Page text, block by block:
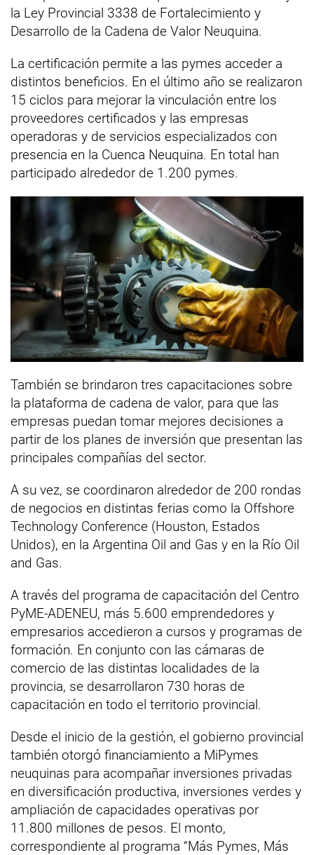
la Ley Provincial 3338 de Fortalecimiento y
Desarrollo de la Cadena de Valor Neuquina.
La certificación permite a las pymes acceder a
distintos beneficios. En el último año se realizaron
15 ciclos para mejorar la vinculación entre los
proveedores certificados y las empresas
operadoras y de servicios especializados con
presencia en la Cuenca Neuquina. En total han
participado alrededor de 1.200 pymes.
También se brindaron tres capacitaciones sobre
la plataforma de cadena de valor, para que las
empresas puedan tomar mejores decisiones a
partir de los planes de inversión que presentan las
principales compañías del sector.
A su vez, se coordinaron alrededor de 200 rondas
de negocios en distintas ferias como la Offshore
Technology Conference (Houston, Estados
Unidos), en la Argentina Oil and Gas y en la Río Oil
and Gas.
A través del programa de capacitación del Centro
PyME-ADENEU, más 5.600 emprendedores y
empresarios accedieron a cursos y programas de
formación. En conjunto con las cámaras de
comercio de las distintas localidades de la
provincia, se desarrollaron 730 horas de
capacitación en todo el territorio provincial.
Desde el inicio de la gestión, el gobierno provincial
también otorgó financiamiento a MiPymes
neuquinas para acompañar inversiones privadas
en diversificación productiva, inversiones verdes y
ampliación de capacidades operativas por
11.800 millones de pesos. El monto,
correspondiente al programa “Más Pymes, Más